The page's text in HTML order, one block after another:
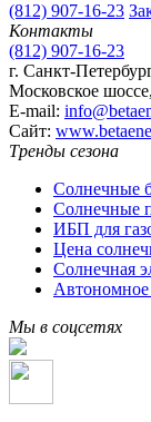
(812) 907-16-23
Контакты
(812) 907-16-23
г. Санкт-
Московское
E-mail:
Cайт:
Тренды сезона
Солнечные
Солнечные
ИБП для
Цена
Солнечная
Автономное
Мы в соцсетях